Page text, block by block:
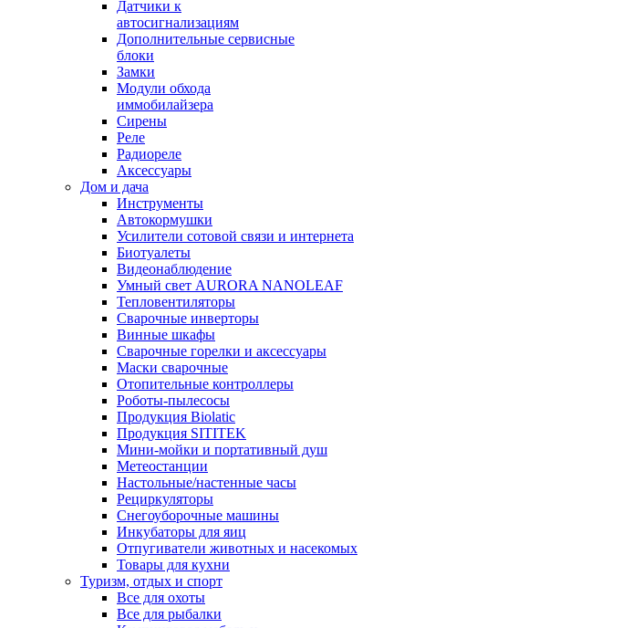
Датчики к
автосигнализациям
Дополнительные сервисные
блоки
Замки
Модули обхода
иммобилайзера
Сирены
Реле
Радиореле
Аксессуары
Дом и дача
Инструменты
Автокормушки
Усилители сотовой связи и интернета
Биотуалеты
Видеонаблюдение
Умный свет AURORA NANOLEAF
Тепловентиляторы
Сварочные инверторы
Винные шкафы
Сварочные горелки и аксессуары
Маски сварочные
Отопительные контроллеры
Роботы-пылесосы
Продукция Biolatic
Продукция SITITEK
Мини-мойки и портативный душ
Метеостанции
Настольные/настенные часы
Рециркуляторы
Снегоуборочные машины
Инкубаторы для яиц
Отпугиватели животных и насекомых
Товары для кухни
Туризм, отдых и спорт
Все для охоты
Все для рыбалки